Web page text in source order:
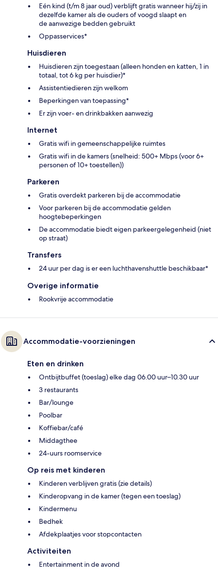
Eén kind (t/m 8 jaar oud) verblijft gratis wanneer hij/zij in
dezelfde kamer als de ouders of voogd slaapt en
de aanwezige bedden gebruikt
Oppasservices*
Huisdieren
Huisdieren zijn toegestaan (alleen honden en katten, 1 in
totaal, tot 6 kg per huisdier)*
Assistentiedieren zijn welkom
Beperkingen van toepassing*
Er zijn voer- en drinkbakken aanwezig
Internet
Gratis wifi in gemeenschappelijke ruimtes
Gratis wifi in de kamers (snelheid: 500+ Mbps (voor 6+
personen of 10+ toestellen))
Parkeren
Gratis overdekt parkeren bij de accommodatie
Voor parkeren bij de accommodatie gelden
hoogtebeperkingen
De accommodatie biedt eigen parkeergelegenheid (niet
op straat)
Transfers
24 uur per dag is er een luchthavenshuttle beschikbaar*
Overige informatie
Rookvrije accommodatie
Accommodatie-voorzieningen
Eten en drinken
Ontbijtbuffet (toeslag) elke dag 06.00 uur–10.30 uur
3 restaurants
Bar/lounge
Poolbar
Koffiebar/café
Middagthee
24-uurs roomservice
Op reis met kinderen
Kinderen verblijven gratis (zie details)
Kinderopvang in de kamer (tegen een toeslag)
Kindermenu
Bedhek
Afdekplaatjes voor stopcontacten
Activiteiten
Entertainment in de avond